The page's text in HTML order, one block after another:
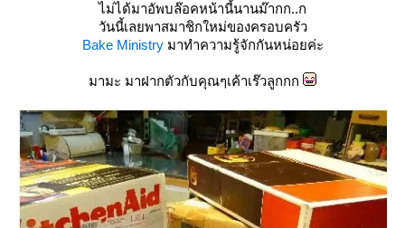
ไม่ได้มาอัพบล๊อคหน้านี้นานม๊ากก..ก
วันนี้เลยพาสมาชิกใหม่ของครอบครัว
Bake Ministryมาทำความรู้จักกันหน่อยค่ะ
มามะ มาฝากตัวกับคุณๆเค้าเร๊วลูกกก